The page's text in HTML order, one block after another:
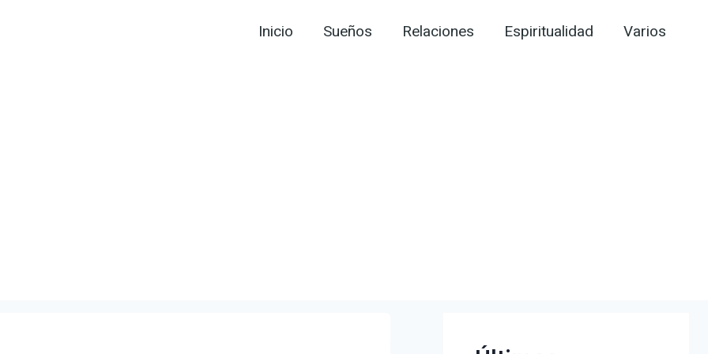
Inicio Sueños Relaciones Espiritualidad Varios